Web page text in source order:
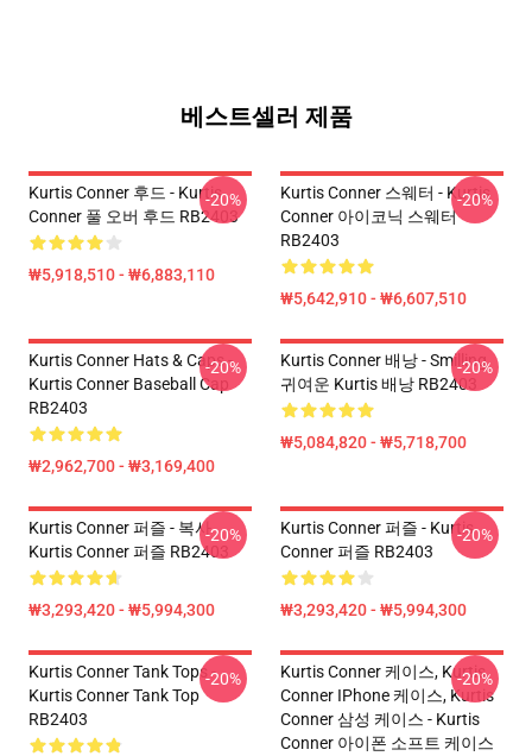
베스트셀러 제품
Kurtis Conner 후드 - Kurtis
Conner 풀 오버 후드 RB2403
₩5,918,510 - ₩6,883,110
-20%
Kurtis Conner 스웨터 - Kurtis
Conner 아이코닉 스웨터
RB2403
₩5,642,910 - ₩6,607,510
-20%
Kurtis Conner Hats & Caps -
Kurtis Conner Baseball Cap
RB2403
₩2,962,700 - ₩3,169,400
-20%
Kurtis Conner 배낭 - Smilling
귀여운 Kurtis 배낭 RB2403
₩5,084,820 - ₩5,718,700
-20%
Kurtis Conner 퍼즐 - 복사
Kurtis Conner 퍼즐 RB2403
₩3,293,420 - ₩5,994,300
-20%
Kurtis Conner 퍼즐 - Kurtis
Conner 퍼즐 RB2403
₩3,293,420 - ₩5,994,300
-20%
Kurtis Conner Tank Tops -
Kurtis Conner Tank Top
RB2403
-20%
Kurtis Conner 케이스, Kurtis
Conner IPhone 케이스, Kurtis
Conner 삼성 케이스 - Kurtis
Conner 아이폰 소프트 케이스
-20%